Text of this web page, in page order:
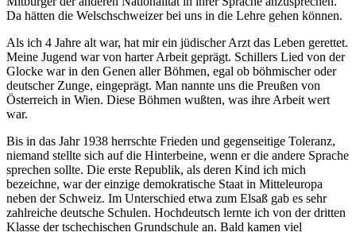
Da hätten die Welschschweizer bei uns in die Lehre gehen können.
Als ich 4 Jahre alt war, hat mir ein jüdischer Arzt das Leben gerettet.
Meine Jugend war von harter Arbeit geprägt. Schillers Lied von der
Glocke war in den Genen aller Böhmen, egal ob böhmischer oder
deutscher Zunge, eingeprägt. Man nannte uns die Preußen von
Österreich in Wien. Diese Böhmen wußten, was ihre Arbeit wert
war.
Bis in das Jahr 1938 herrschte Frieden und gegenseitige Toleranz,
niemand stellte sich auf die Hinterbeine, wenn er die andere Sprache
sprechen sollte. Die erste Republik, als deren Kind ich mich
bezeichne, war der einzige demokratische Staat in Mitteleuropa
neben der Schweiz. Im Unterschied etwa zum Elsaß gab es sehr
zahlreiche deutsche Schulen. Hochdeutsch lernte ich von der dritten
Klasse der tschechischen Grundschule an. Bald kamen viel